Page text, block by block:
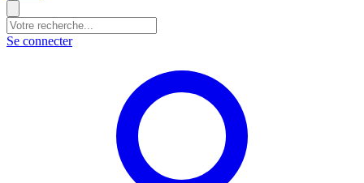
Se connecter